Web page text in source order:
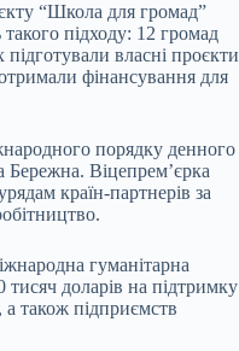
“Школа для громад”
підходу: 12 громад
власні проєкти
фінансування для
порядку денного
Бережна. Віцепрем’єрка
країн-партнерів за
гуманітарна
тисяч доларів на підтримку
а також підприємств